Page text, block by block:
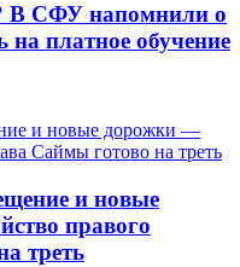
В СФУ напомнили о
на платное обучение
и новые
правого
треть